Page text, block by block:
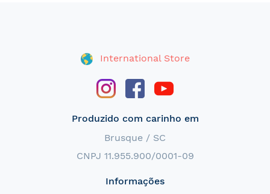
International Store
Produzido com carinho em
Brusque / SC
CNPJ 11.955.900/0001-09
Informações